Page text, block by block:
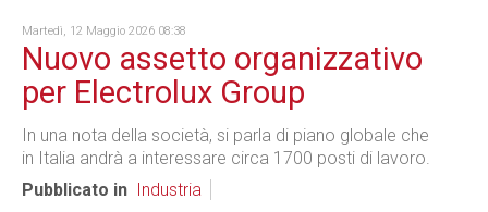
Martedì, 12 Maggio 2026 08:38
Nuovo assetto organizzativo
per Electrolux Group
In una nota della società, si parla di piano globale che
in Italia andrà a interessare circa 1700 posti di lavoro.
Pubblicato in
Industria